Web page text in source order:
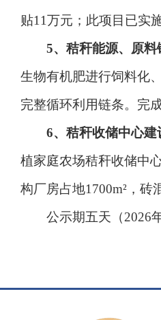
贴11万元；此项目已实
5、 秸秆能源、 原料
生物有机肥进行饲料化
完整循环利用链条。完
6、秸秆收储中心建
植家庭农场秸秆收储中
构厂房占地1700m²，砖
公示期五天（2026年